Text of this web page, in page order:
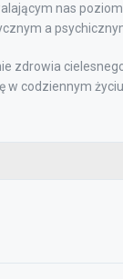
nas
a
zdrowia
w codziennym życiu.